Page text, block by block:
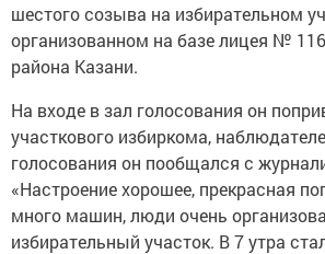
шестого созыва на избирательном
организованном на базе лицея №
района Казани.
На входе в зал голосования он
участкового избиркома,
голосования он пообщался с
«Настроение хорошее, прекрасная
много машин, люди очень
избирательный участок. В 7 утра